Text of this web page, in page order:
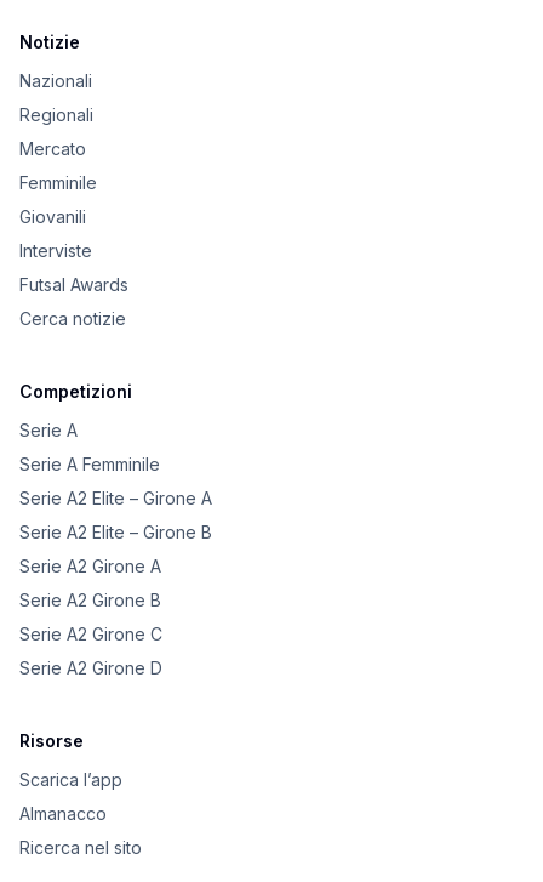
Notizie
Nazionali
Regionali
Mercato
Femminile
Giovanili
Interviste
Futsal Awards
Cerca notizie
Competizioni
Serie A
Serie A Femminile
Serie A2 Elite – Girone A
Serie A2 Elite – Girone B
Serie A2 Girone A
Serie A2 Girone B
Serie A2 Girone C
Serie A2 Girone D
Risorse
Scarica l’app
Almanacco
Ricerca nel sito